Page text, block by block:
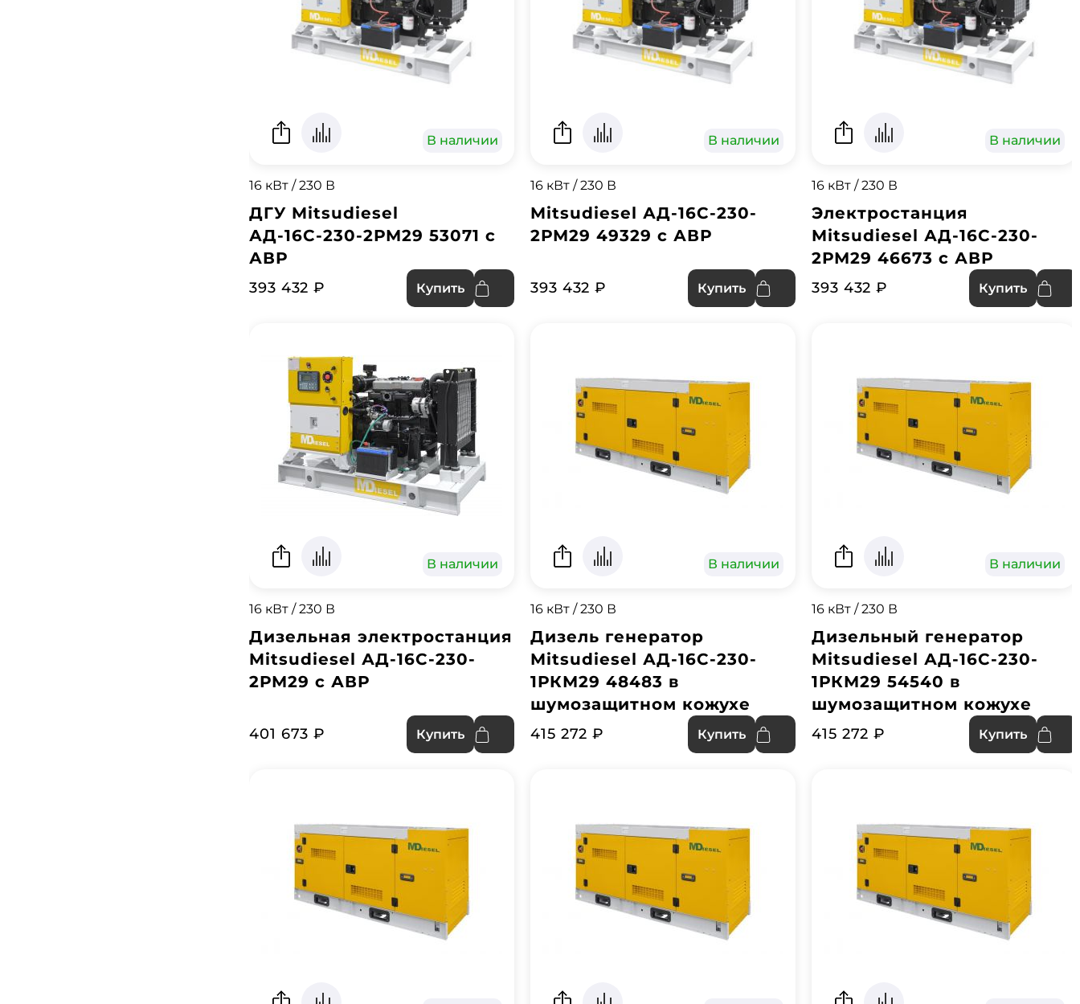
В наличии
16 кВт / 230 В
ДГУ Mitsudiesel
АД-16С-230-2РМ29 53071 с
АВР
393 432 ₽ Купить
В наличии
16 кВт / 230 В
Mitsudiesel АД-16С-230-
2РМ29 49329 с АВР
393 432 ₽ Купить
В наличии
16 кВт / 230 В
Электростанция
Mitsudiesel АД-16С-230-
2РМ29 46673 с АВР
393 432 ₽ Купить
В наличии
16 кВт / 230 В
Дизельная электростанция
Mitsudiesel АД-16С-230-
2РМ29 с АВР
401 673 ₽ Купить
В наличии
16 кВт / 230 В
Дизель генератор
Mitsudiesel АД-16С-230-
1РКМ29 48483 в
шумозащитном кожухе
415 272 ₽ Купить
В наличии
16 кВт / 230 В
Дизельный генератор
Mitsudiesel АД-16С-230-
1РКМ29 54540 в
шумозащитном кожухе
415 272 ₽ Купить